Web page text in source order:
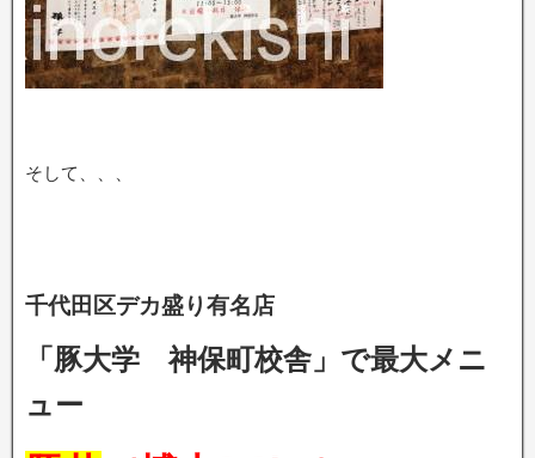
そして、、、
千代田区デカ盛り有名店
「豚大学 神保町校舎」で最大メニ
ュー